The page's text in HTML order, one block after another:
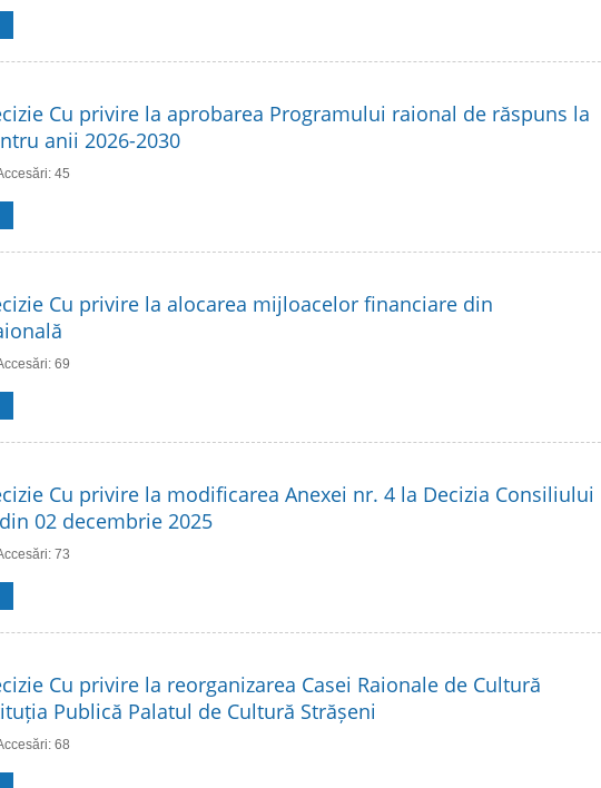
Cu privire la aprobarea Programului raional de răspuns la
anii 2026-2030
45
Cu privire la alocarea mijloacelor financiare din
69
Cu privire la modificarea Anexei nr. 4 la Decizia Consiliului
02 decembrie 2025
73
Cu privire la reorganizarea Casei Raionale de Cultură
Publică Palatul de Cultură Strășeni
68